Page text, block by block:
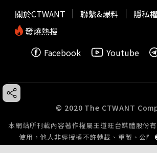
關於CTWANT 聯繫&爆料
隱私
發燒熱搜
Facebook
Youtube
© 2020 The CTWANT
本網站所刊載內容著作權屬王道旺台媒體股份
使用，他人非經授權不許轉載、重製、公開